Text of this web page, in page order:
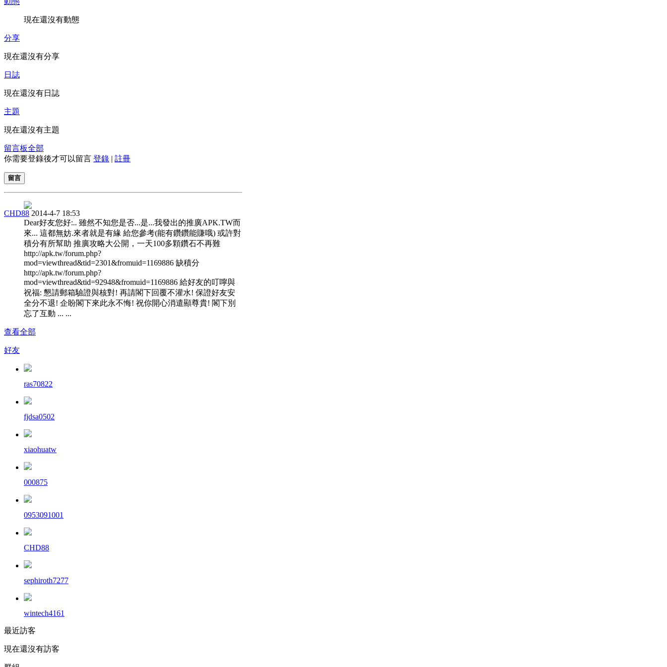
現在還沒有動態
分享
現在還沒有分享
日誌
現在還沒有日誌
主題
現在還沒有主題
留言板全部
你需要登錄後才可以留言 登錄 | 註冊
留言
CHD88 2014-4-7 18:53
Dear好友您好:.. 雖然不知您是否...是...我發出的推廣APK.TW而
來... 這都無妨.來者就是有緣 給您參考(能有鑽鑽能賺哦) 或許對
積分有所幫助 推廣攻略大公開，一天100多顆鑽石不再難
http://apk.tw/forum.php?
mod=viewthread&tid=2301&fromuid=1169886 缺積分
http://apk.tw/forum.php?
mod=viewthread&tid=92948&fromuid=1169886 給好友的叮嚀與
祝福: 懇請郵箱驗證與核對! 再請閣下回覆不灌水! 保證好友安
全分不退! 企盼閣下來此永不悔! 祝你開心消遣顯尊貴! 閣下別
忘了互動 ... ...
查看全部
好友
ras70822
fjdsa0502
xiaohuatw
000875
0953091001
CHD88
sephiroth7277
wintech4161
最近訪客
現在還沒有訪客